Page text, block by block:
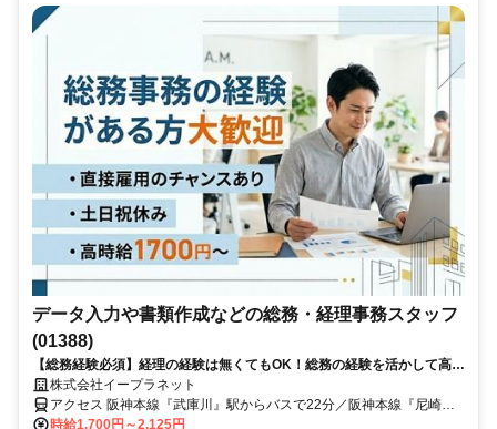
データ入力や書類作成などの総務・経理事務スタッフ
(01388)
【総務経験必須】経理の経験は無くてもOK！総務の経験を活かして高収
入をGET！将来的には直接雇用の可能性も◎
株式会社イープラネット
アクセス 阪神本線『武庫川』駅からバスで22分／阪神本線『尼崎セ
ンタープール前』駅より車8分／阪神武庫川線『東鳴尾』駅より車8分
時給1,700円～2,125円